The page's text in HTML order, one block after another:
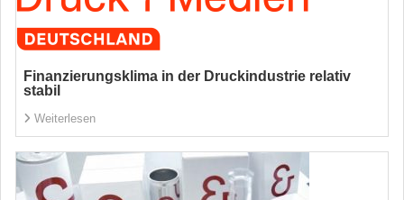
Finanzierungsklima in der Druckindustrie relativ
stabil
Weiterlesen